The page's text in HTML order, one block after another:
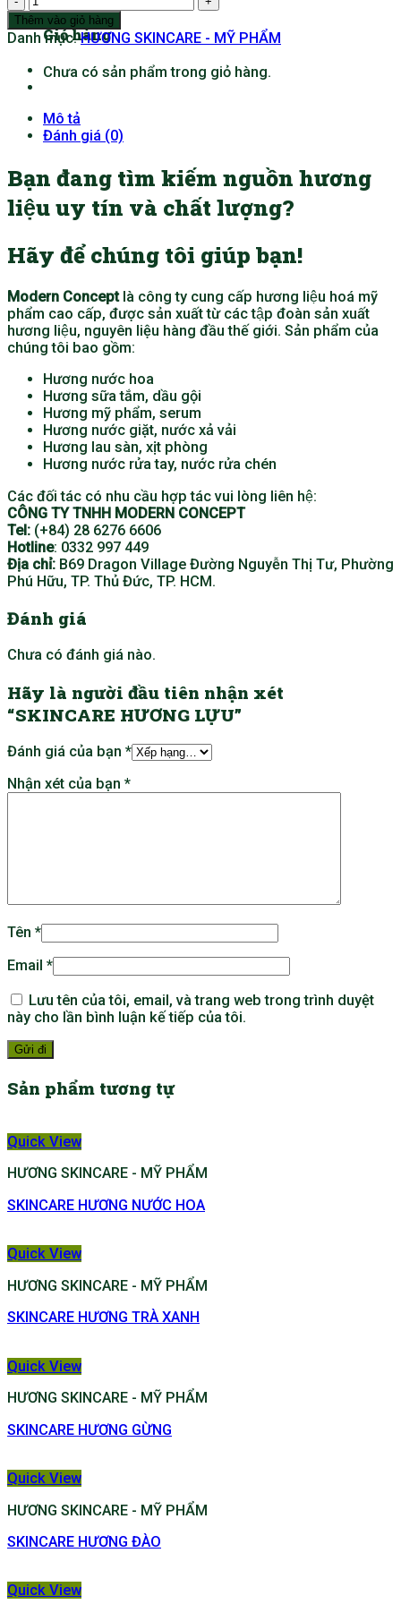
Giỏ hàng
Chưa có sản phẩm trong giỏ hàng.
HƯƠNG
LỰU
lượng
Thêm vào giỏ hàng
Danh mục:HƯƠNG SKINCARE - MỸ PHẨM
Mô tả
Đánh giá (0)
Bạn đang tìm kiếm nguồn hương
liệu uy tín và chất lượng?
Hãy để chúng tôi giúp bạn!
Modern Conceptlà công ty cung cấp hương liệu hoá mỹ
phẩm cao cấp, được sản xuất từ các tập đoàn sản xuất
hương liệu, nguyên liệu hàng đầu thế giới. Sản phẩm của
chúng tôi bao gồm:
Hương nước hoa
Hương sữa tắm, dầu gội
Hương mỹ phẩm, serum
Hương nước giặt, nước xả vải
Hương lau sàn, xịt phòng
Hương nước rửa tay, nước rửa chén
Các đối tác có nhu cầu hợp tác vui lòng liên hệ:
CÔNG TY TNHH MODERN CONCEPT
Tel: (+84) 28 6276 6606
Hotline: 0332 997 449
Địa chỉ: B69 Dragon Village Đường Nguyễn Thị Tư, Phường
Phú Hữu, TP. Thủ Đức, TP. HCM.
Đánh giá
Chưa có đánh giá nào.
Hãy là người đầu tiên nhận xét
“SKINCARE HƯƠNG LỰU”
Đánh giá của bạn *
Nhận xét của bạn *
Tên *
Email *
Lưu tên của tôi, email, và trang web trong trình duyệt
này cho lần bình luận kế tiếp của tôi.
Sản phẩm tương tự
Quick View
HƯƠNG SKINCARE - MỸ PHẨM
SKINCARE HƯƠNG NƯỚC HOA
Quick View
HƯƠNG SKINCARE - MỸ PHẨM
SKINCARE HƯƠNG TRÀ XANH
Quick View
HƯƠNG SKINCARE - MỸ PHẨM
SKINCARE HƯƠNG GỪNG
Quick View
HƯƠNG SKINCARE - MỸ PHẨM
SKINCARE HƯƠNG ĐÀO
Quick View